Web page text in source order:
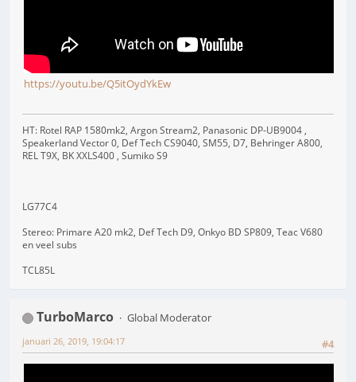
https://youtu.be/Q5itOydYkEw
HT: Rotel RAP 1580mk2, Argon Stream2, Panasonic DP-UB9004 ,
Speakerland Vector 0, Def Tech CS9040, SM55, D7, Behringer A800,
REL T9X, BK XXLS400 , Sumiko S9
LG77C4
Stereo: Primare A20 mk2, Def Tech D9, Onkyo BD SP809, Teac V680
en veel subs
TCL85L
TurboMarco
Global Moderator
#4
januari 26, 2019, 19:04:17